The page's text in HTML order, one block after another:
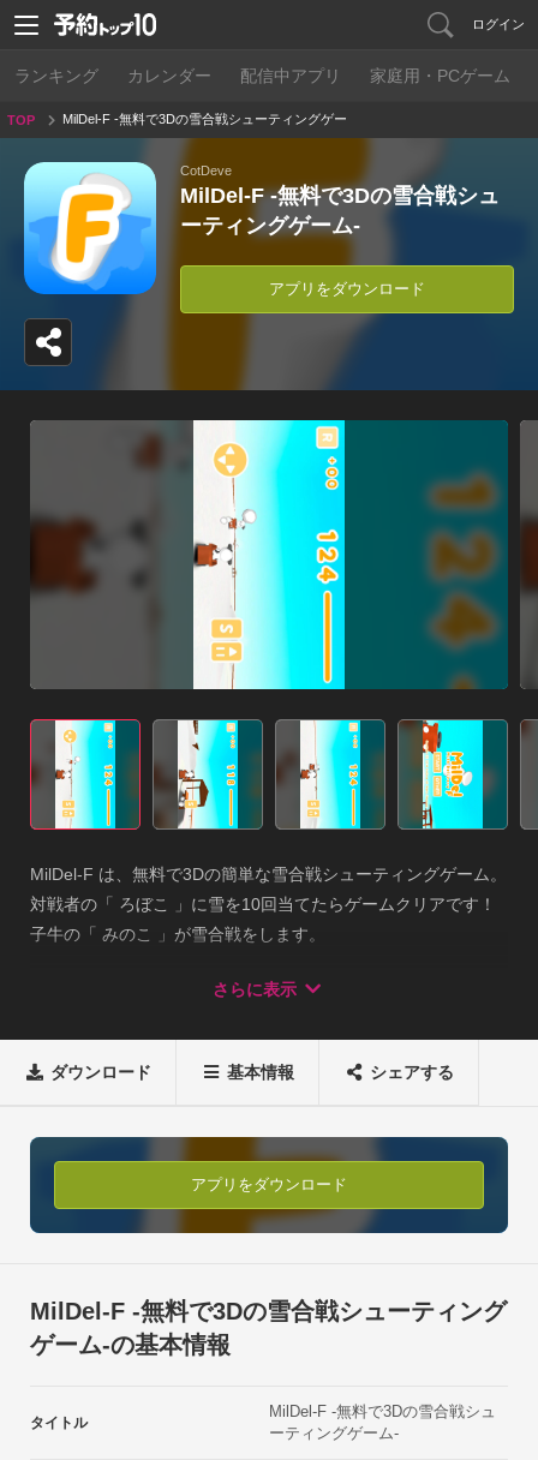
ログイン
ランキング カレンダー 配信中アプリ 家庭用・PCゲーム
TOP
MilDel-F -無料で3Dの雪合戦シューティングゲー
ム-
CotDeve
MilDel-F -無料で3Dの雪合戦シュ
ーティングゲーム-
アプリをダウンロード
MilDel-F は、無料で3Dの簡単な雪合戦シューティングゲーム。
対戦者の「 ろぼこ 」に雪を10回当てたらゲームクリアです！
子牛の「 みのこ 」が雪合戦をします。
遊び方 】 ---- 加速度センサーの場合 ---- 　「 奥 」 進みます
と、
進行方向を変えないで回転します（ドリフト）。
さらに表示
ダウンロード 基本情報 シェアする
アプリをダウンロード
MilDel-F -無料で3Dの雪合戦シューティング
ゲーム-の基本情報
タイトル
MilDel-F -無料で3Dの雪合戦シュ
ーティングゲーム-